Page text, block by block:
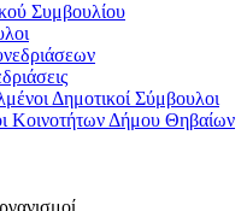
Συμβουλίου
Δημοτικοί Σύμβουλοι
Κοινοτήτων Δήμου Θηβαίων